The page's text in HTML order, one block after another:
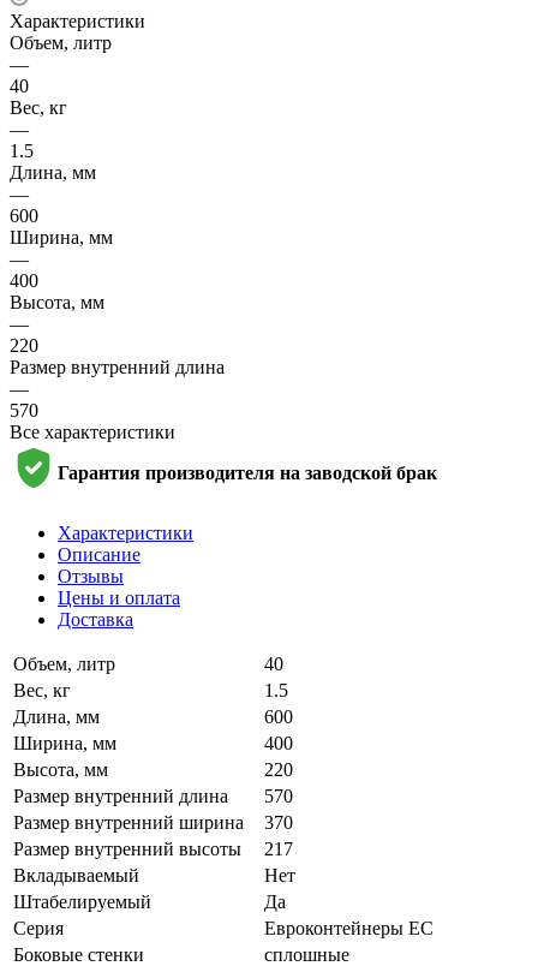
Характеристики
Объем, литр
—
40
Вес, кг
—
1.5
Длина, мм
—
600
Ширина, мм
—
400
Высота, мм
—
220
Размер внутренний длина
—
570
Все характеристики
Гарантия производителя на заводской брак
Характеристики
Описание
Отзывы
Цены и оплата
Доставка
Объем, литр
40
Вес, кг
1.5
Длина, мм
600
Ширина, мм
400
Высота, мм
220
Размер внутренний длина
570
Размер внутренний ширина
370
Размер внутренний высоты
217
Вкладываемый
Нет
Штабелируемый
Да
Серия
Евроконтейнеры ЕС
Боковые стенки
сплошные